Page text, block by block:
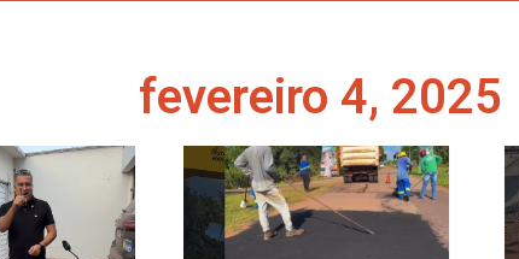
fevereiro 4, 2025